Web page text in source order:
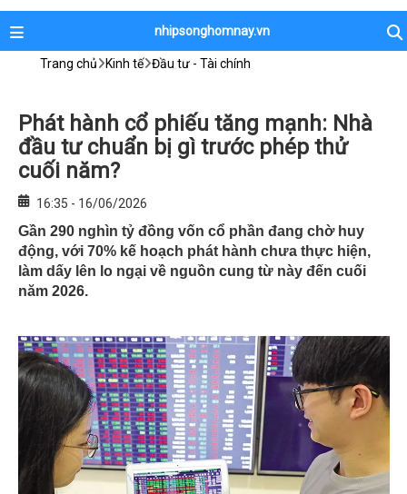
nhipsonghomnay.vn
Trang chủ Kinh tế Đầu tư - Tài chính
Phát hành cổ phiếu tăng mạnh: Nhà
đầu tư chuẩn bị gì trước phép thử
cuối năm?
16:35 - 16/06/2026
Gần 290 nghìn tỷ đồng vốn cổ phần đang chờ huy
động, với 70% kế hoạch phát hành chưa thực hiện,
làm dấy lên lo ngại về nguồn cung từ này đến cuối
năm 2026.